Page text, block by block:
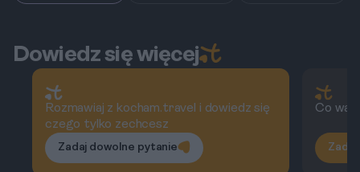
Dowiedz się więcej
Rozmawiaj z kocham.travel i dowiedz się
czego tylko zechcesz
Zadaj dowolne pytanie
Co